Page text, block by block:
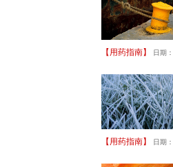
【 用药指南】 日期：
【 用药指南】 日期：